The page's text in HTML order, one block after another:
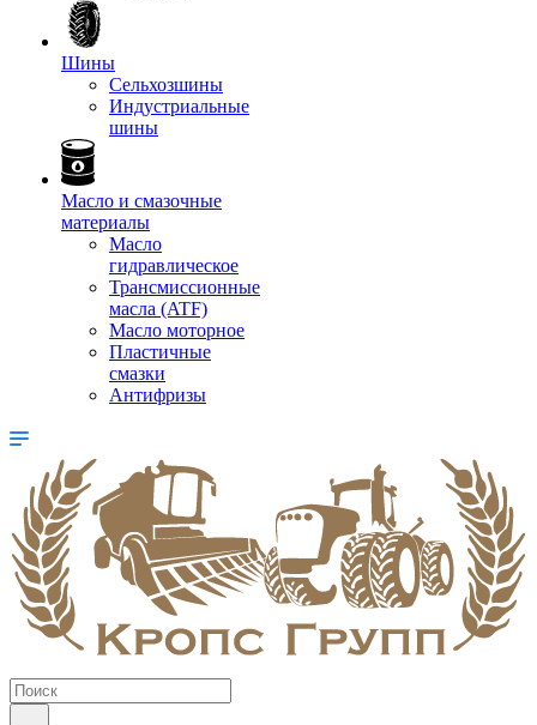
Шины
Сельхозшины
Индустриальные
шины
Масло и смазочные
материалы
Масло
гидравлическое
Трансмиссионные
масла (ATF)
Масло моторное
Пластичные
смазки
Антифризы